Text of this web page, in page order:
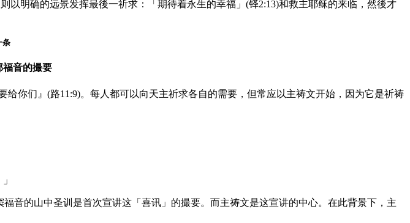
明确的远景发挥最後一祈求：「期待着永生的幸福」(铎2:13)和救主耶稣的来临，然後才
条
福音的撮要
你们』(路11:9)。每人都可以向天主祈求各自的需要，但常应以主祷文开始，因为它是祈祷
音的山中圣训是首次宣讲这「喜讯」的撮要。而主祷文是这宣讲的中心。在此背景下，主